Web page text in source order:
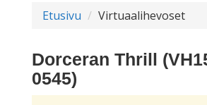
Etusivu Virtuaalihevoset
Dorceran Thrill
0545)